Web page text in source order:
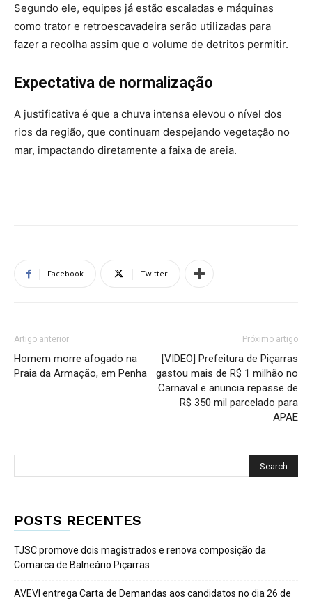
Segundo ele, equipes já estão escaladas e máquinas
como trator e retroescavadeira serão utilizadas para
fazer a recolha assim que o volume de detritos permitir.
Expectativa de normalização
A justificativa é que a chuva intensa elevou o nível dos
rios da região, que continuam despejando vegetação no
mar, impactando diretamente a faixa de areia.
Facebook Twitter
Artigo anterior
Homem morre afogado na
Praia da Armação, em Penha
Próximo artigo
[VIDEO] Prefeitura de Piçarras
gastou mais de R$ 1 milhão no
Carnaval e anuncia repasse de
R$ 350 mil parcelado para
APAE
POSTS RECENTES
TJSC promove dois magistrados e renova composição da
Comarca de Balneário Piçarras
AVEVI entrega Carta de Demandas aos candidatos no dia 26 de